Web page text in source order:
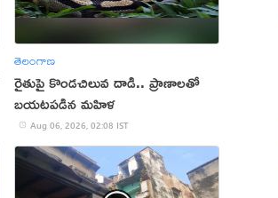
తెలంగాణ
రైతుపై కొండచిలువ దాడి.. ప్రాణాలతో
బయటపడిన మహిళ
Aug 06, 2026, 02:08 IST